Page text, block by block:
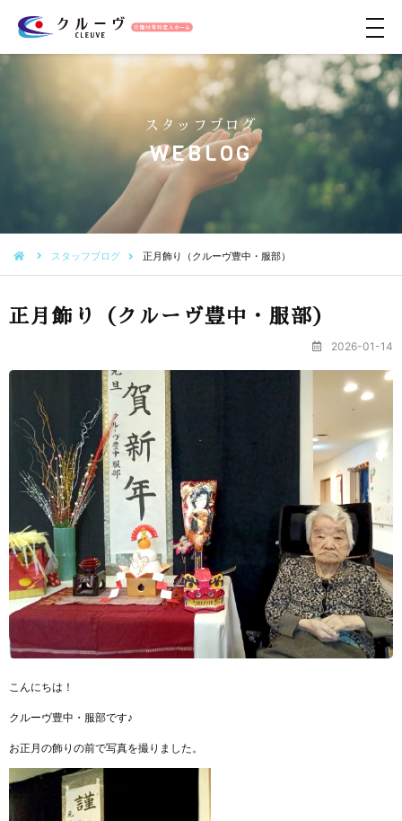
メ
ュ
ー
スタッフブログ
WEBLOG
スタッフブログ 正月飾り（クルーヴ豊中・服部）
正月飾り（クルーヴ豊中・服部）
2026-01-14
こんにちは！
クルーヴ豊中・服部です♪
お正月の飾りの前で写真を撮りました。